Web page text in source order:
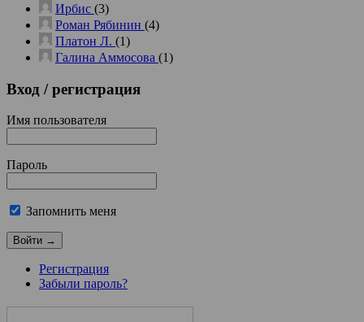
Ирбис (3)
Роман Рябинин (4)
Платон Л. (1)
Галина Аммосова (1)
Вход / регистрация
Имя пользователя
Пароль
Запомнить меня
Регистрация
Забыли пароль?